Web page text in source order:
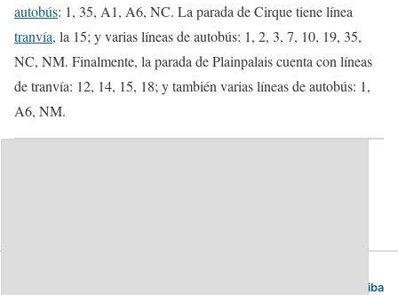
autobús: 1, 35, A1, A6, NC. La parada de Cirque tiene línea
tranvía, la 15; y varias líneas de autobús: 1, 2, 3, 7, 10, 19, 35,
NC, NM. Finalmente, la parada de Plainpalais cuenta con líneas
de tranvía: 12, 14, 15, 18; y también varias líneas de autobús: 1,
A6, NM.
Volver arriba